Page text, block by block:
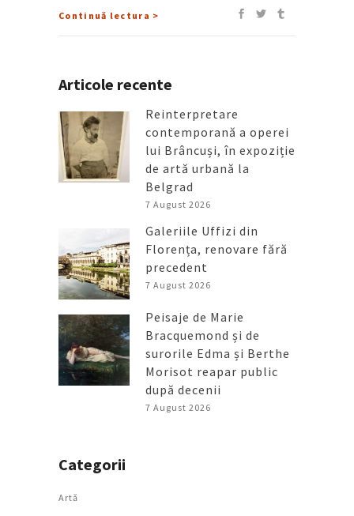
Continuă lectura >
Articole recente
Reinterpretare
contemporană a operei
lui Brâncuși, în expoziție
de artă urbană la
Belgrad
7 August 2026
Galeriile Uffizi din
Florența, renovare fără
precedent
7 August 2026
Peisaje de Marie
Bracquemond și de
surorile Edma și Berthe
Morisot reapar public
după decenii
7 August 2026
Categorii
Artǎ